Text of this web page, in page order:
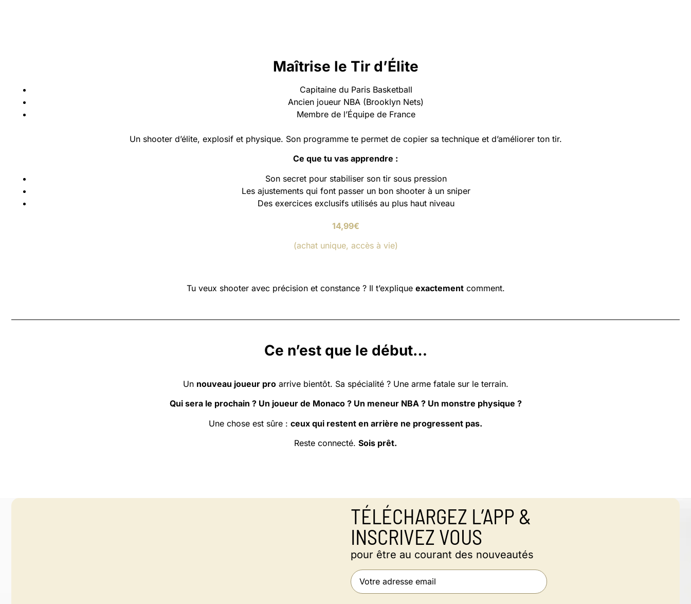
Maîtrise le Tir d’Élite
Capitaine du Paris Basketball
Ancien joueur NBA (Brooklyn Nets)
Membre de l’Équipe de France
Un shooter d’élite, explosif et physique. Son programme te permet de copier sa technique et d’améliorer ton tir.
Ce que tu vas apprendre :
Son secret pour stabiliser son tir sous pression
Les ajustements qui font passer un bon shooter à un sniper
Des exercices exclusifs utilisés au plus haut niveau
14,99€
(achat unique, accès à vie)
Tu veux shooter avec précision et constance ? Il t’explique exactementcomment.
Ce n’est que le début…
Un nouveau joueur proarrive bientôt. Sa spécialité ? Une arme fatale sur le terrain.
Qui sera le prochain ? Un joueur de Monaco ? Un meneur NBA ? Un monstre physique ?
Une chose est sûre : ceux qui restent en arrière ne progressent pas.
Reste connecté. Sois prêt.
TÉLÉCHARGEZ L’APP &
INSCRIVEZ VOUS
pour être au courant des nouveautés